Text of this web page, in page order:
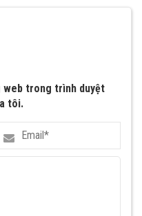
web trong trình duyệt
tôi.